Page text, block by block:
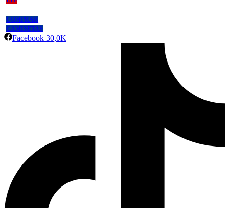
COMPRAR
CAMISETAS
Facebook 30,0K